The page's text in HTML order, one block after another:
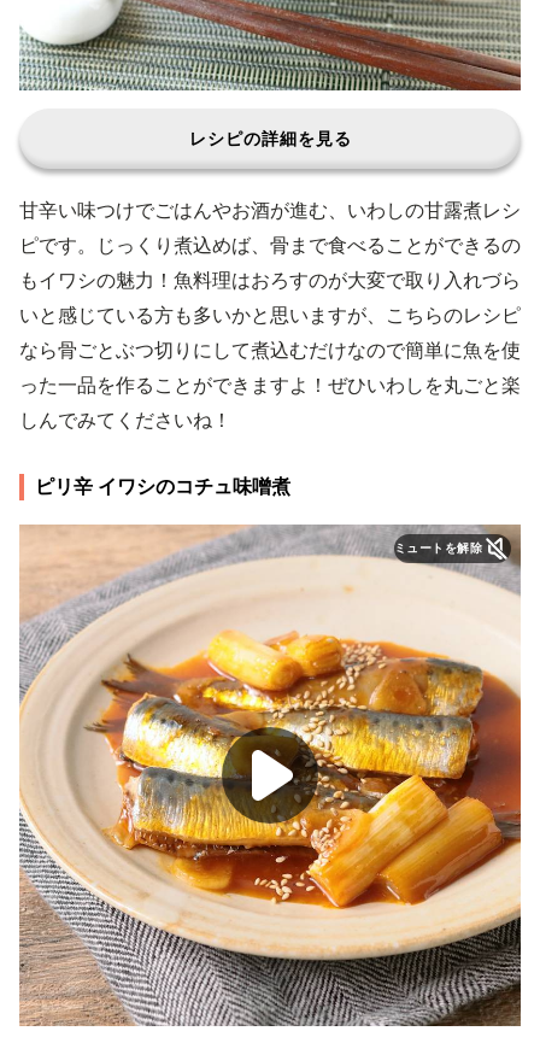
レシピの詳細を見る
甘辛い味つけでごはんやお酒が進む、いわしの甘露煮レシ
ピです。じっくり煮込めば、骨まで食べることができるの
もイワシの魅力！魚料理はおろすのが大変で取り入れづら
いと感じている方も多いかと思いますが、こちらのレシピ
なら骨ごとぶつ切りにして煮込むだけなので簡単に魚を使
った一品を作ることができますよ！ぜひいわしを丸ごと楽
しんでみてくださいね！
ピリ辛 イワシのコチュ味噌煮
ミュートを解除